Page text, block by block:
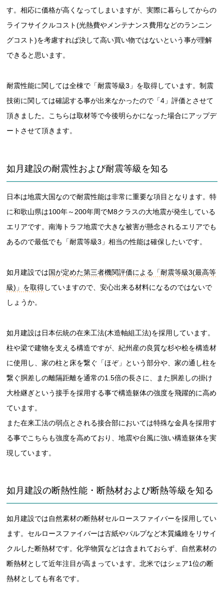
す。相応に価格が高くなってしまいますが、実際に暮らしてからの
ライフサイクルコスト(光熱費やメンテナンス費用などのランニン
グコスト)を考慮すれば決して高い買い物ではないという事が理解
できると思います。
耐震性能に関しては全棟で「耐震等級3」を取得しています。制震
技術に関しては確認する事が出来なかったので「4」評価とさせて
頂きました。こちらは取材等で今後明らかになった場合にアップデ
ートさせて頂きます。
如月建設の耐震性および耐震等級を知る
日本は地震大国なので耐震性能は非常に重要な項目となります。特
に和歌山県は100年～200年周でM8クラスの大地震が発生している
エリアです。南海トラフ地震で大きな被害が懸念されるエリアでも
あるので最低でも「耐震等級3」相当の性能は確保したいです。
如月建設では国が定めた第三者機関評価による「耐震等級3(最高等
級)」を取得していますので、安心出来る材料になるのではないで
しょうか。
如月建設は日本伝統の在来工法(木造軸組工法)を採用しています。
柱や梁で建物を支える構造ですが、紀州産の良質な杉や桧を構造材
に使用し、家の柱と床を繋ぐ「ほぞ」という部分や、家の通し柱を
繋ぐ胴差しの離隔距離を通常の1.5倍の長さに、また胴差しの掛け
大栓継ぎという接手を採用する事で構造躯体の強度を飛躍的に高め
ています。
また在来工法の弱点とされる接合部においては特殊な金具を採用す
る事でこちらも強度を高めており、地震や台風に強い構造躯体を実
現しています。
如月建設の断熱性能・断熱材および断熱等級を知る
如月建設では自然素材の断熱材セルロースファイバーを採用してい
ます。セルロースファイバーは古紙やパルプなど木質繊維をリサイ
クルした断熱材です。化学物質などは含まれておらず、自然素材の
断熱材として近年注目が高まっています。北米ではシェア1位の断
熱材としても有名です。